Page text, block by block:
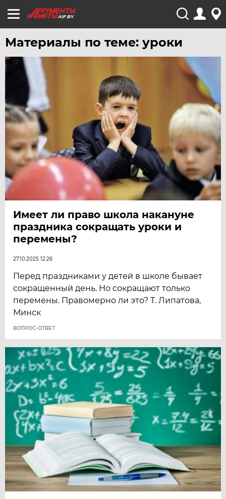
AIF.BY
Материалы по теме: уроки
Имеет ли право школа накануне
праздника сокращать уроки и
перемены?
27.10.2025 12:26
Перед праздниками у детей в школе бывает
сокращенный день. Но сокращают только
перемены. Правомерно ли это? Т. Липатова,
Минск
ВОПРОС-ОТВЕТ